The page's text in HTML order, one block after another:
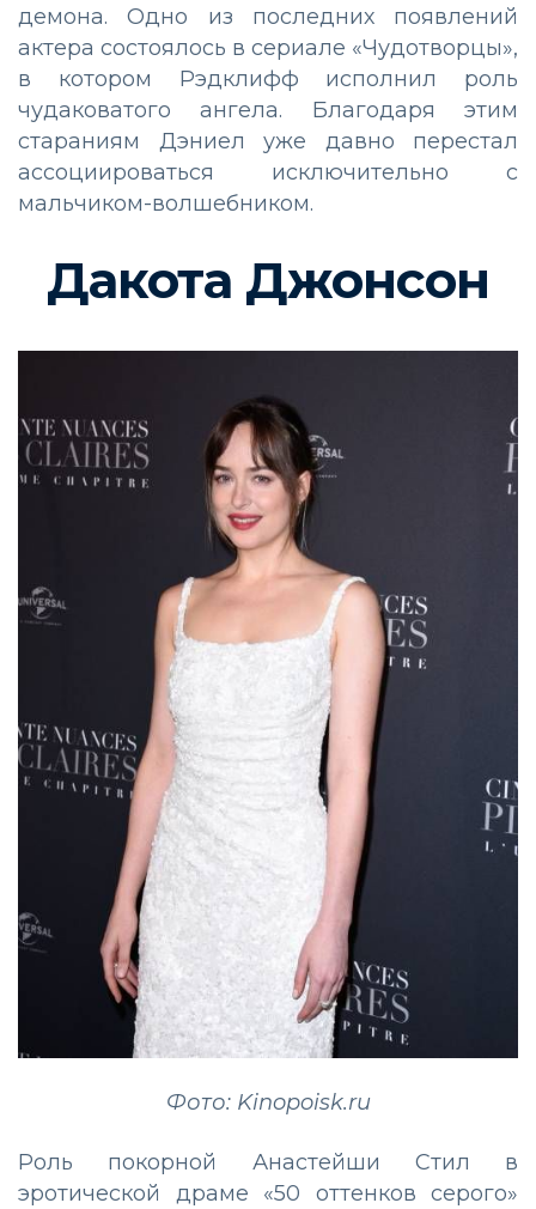
демона. Одно из последних появлений
актера состоялось в сериале «Чудотворцы»,
в котором Рэдклифф исполнил роль
чудаковатого ангела. Благодаря этим
стараниям Дэниел уже давно перестал
ассоциироваться исключительно с
мальчиком-волшебником.
Дакота Джонсон
Фото: Kinopoisk.ru
Роль покорной Анастейши Стил в
эротической драме «50 оттенков серого»